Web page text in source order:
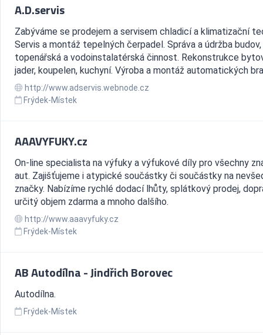
A.D.servis
Zabýváme se prodejem a servisem chladicí a klimatizační
Servis a montáž tepelných čerpadel. Správa a údržba budov,
topenářská a vodoinstalatérská činnost. Rekonstrukce
jader, koupelen, kuchyní. Výroba a montáž automatických
http://www.adservis.webnode.cz
Frýdek-Místek
AAAVYFUKY.cz
On-line specialista na výfuky a výfukové díly pro všechny
aut. Zajišťujeme i atypické součástky či součástky na
značky. Nabízíme rychlé dodací lhůty, splátkový prodej,
určitý objem zdarma a mnoho dalšího.
http://www.aaavyfuky.cz
Frýdek-Místek
AB Autodílna - Jindřich Borovec
Autodílna.
Frýdek-Místek